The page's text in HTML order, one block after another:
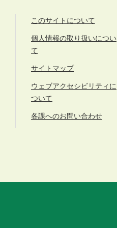
このサイトについて
個人情報の取り扱いについ
て
サイトマップ
ウェブアクセシビリティに
ついて
各課へのお問い合わせ